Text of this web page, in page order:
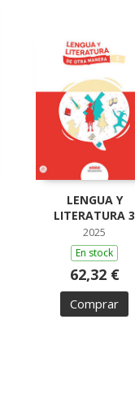
LENGUA Y
LITERATURA 3
2025
En stock
62,32 €
Comprar